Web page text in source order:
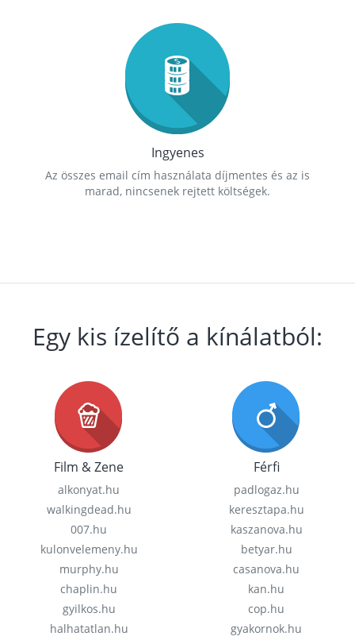
Ingyenes
Az összes email cím használata díjmentes és az is
marad, nincsenek rejtett költségek.
Egy kis ízelítő a kínálatból:
Film & Zene
alkonyat.hu
walkingdead.hu
007.hu
kulonvelemeny.hu
murphy.hu
chaplin.hu
gyilkos.hu
halhatatlan.hu
Férfi
padlogaz.hu
keresztapa.hu
kaszanova.hu
betyar.hu
casanova.hu
kan.hu
cop.hu
gyakornok.hu